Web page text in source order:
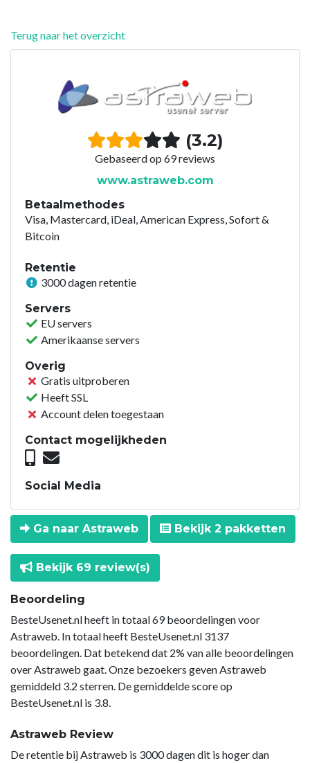
Terug naar het overzicht
(3.2)
Gebaseerd op 69 reviews
www.astraweb.com
Betaalmethodes
Visa, Mastercard, iDeal, American Express, Sofort &
Bitcoin
Retentie
3000 dagen retentie
Servers
EU servers
Amerikaanse servers
Overig
Gratis uitproberen
Heeft SSL
Account delen toegestaan
Contact mogelijkheden
Social Media
Ga naar Astraweb Bekijk 2 pakketten
Bekijk 69 review(s)
Beoordeling
BesteUsenet.nl heeft in totaal 69 beoordelingen voor
Astraweb. In totaal heeft BesteUsenet.nl 3137
beoordelingen. Dat betekend dat 2% van alle beoordelingen
over Astraweb gaat. Onze bezoekers geven Astraweb
gemiddeld 3.2 sterren. De gemiddelde score op
BesteUsenet.nl is 3.8.
Astraweb Review
De retentie bij Astraweb is 3000 dagen dit is hoger dan